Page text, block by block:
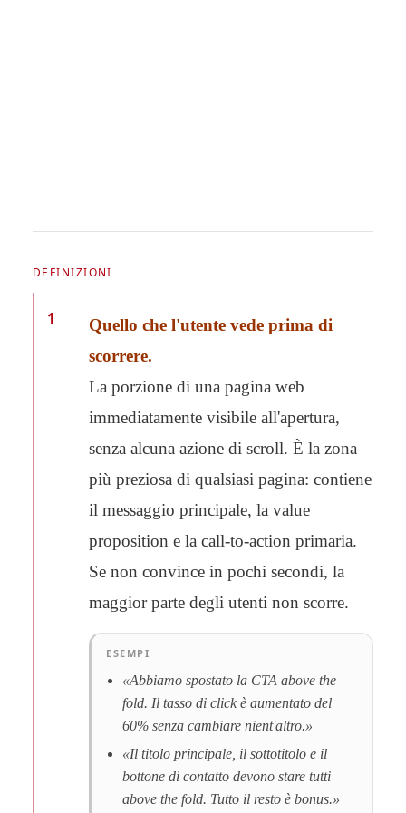
DEFINIZIONI
1
Quello che l'utente vede prima di
scorrere.
La porzione di una pagina web
immediatamente visibile all'apertura,
senza alcuna azione di scroll. È la zona
più preziosa di qualsiasi pagina: contiene
il messaggio principale, la value
proposition e la call-to-action primaria.
Se non convince in pochi secondi, la
maggior parte degli utenti non scorre.
ESEMPI
«Abbiamo spostato la CTA above the
fold. Il tasso di click è aumentato del
60% senza cambiare nient'altro.»
«Il titolo principale, il sottotitolo e il
bottone di contatto devono stare tutti
above the fold. Tutto il resto è bonus.»